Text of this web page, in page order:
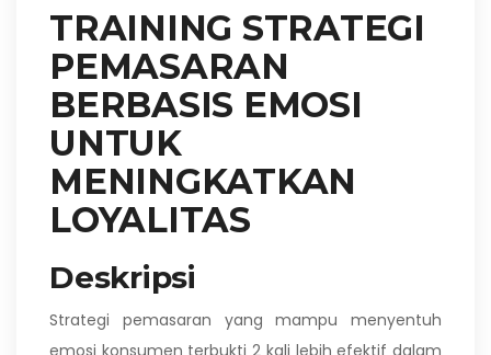
TRAINING STRATEGI
PEMASARAN
BERBASIS EMOSI
UNTUK
MENINGKATKAN
LOYALITAS
Deskripsi
Strategi pemasaran yang mampu menyentuh
emosi konsumen terbukti 2 kali lebih efektif dalam